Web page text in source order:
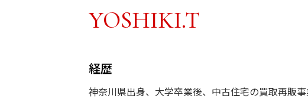
ス
YOSHIKI.T
経歴
神奈川県出身、大学卒業後、中古住宅の買取再販